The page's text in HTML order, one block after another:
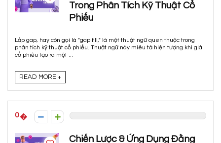
Trong Phân Tích Kỹ Thuật Cổ
Phiếu
Lấp gap, hay còn gọi là "gap fill," là một thuật ngữ quen thuộc trong
phân tích kỹ thuật cổ phiếu. Thuật ngữ này miêu tả hiện tượng khi giá
cổ phiếu tạo ra một ...
READ MORE +
0
Chiến Lược & Ứng Dụng Đằng